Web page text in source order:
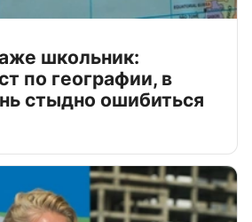
школьник:
по географии, в
стыдно ошибиться